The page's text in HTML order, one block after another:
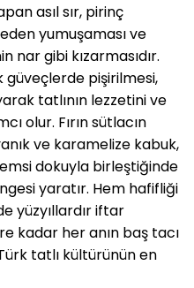
asıl sır, pirinç
yumuşaması ve
nar gibi kızarmasıdır.
pişirilmesi,
tatlının lezzetini ve
olur. Fırın sütlacın
ve karamelize kabuk,
dokuyla birleştiğinde
yaratır. Hem hafifliği
yüzyıllardır iftar
kadar her anın baş tacı
tatlı kültürünün en